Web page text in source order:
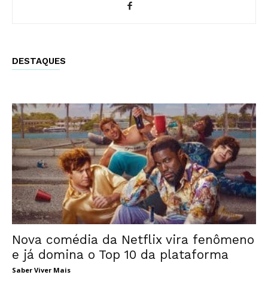
DESTAQUES
Nova comédia da Netflix vira fenômeno
e já domina o Top 10 da plataforma
Saber Viver Mais